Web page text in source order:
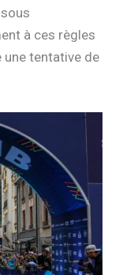
à ces règles
tentative de